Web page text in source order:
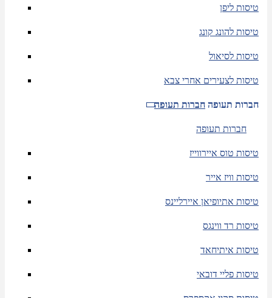
טיסות ליפן
טיסות להונג קונג
טיסות לסיאול
טיסות לצעירים אחרי צבא
חברות תעופה חברות תעופה
חברות תעופה
טיסות טוס איירווייז
טיסות וויז אייר
טיסות אתיופיאן איירליינס
טיסות רד ווינגס
טיסות איתיחאד
טיסות פליי דובאי